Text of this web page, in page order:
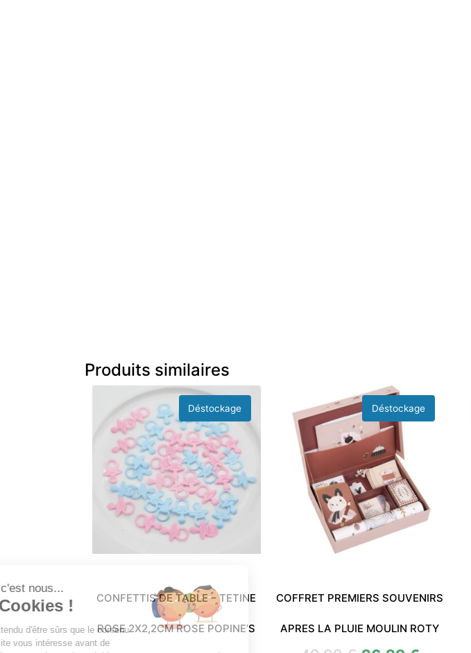
Produits similaires
CONFETTIS DE TABLE – TETINE
ROSE 2X2,2CM ROSE POPINE’S
COFFRET PREMIERS SOUVENIRS
APRES LA PLUIE MOULIN ROTY
Salut c'est nous...
les Cookies !
On a attendu d'être sûrs que le contenu
de ce site vous intéresse avant de